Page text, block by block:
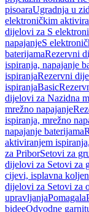
pisoaraUgradnja u zid
elektroničkim
dijelovi za S
napajanjeS
baterijamaRezervni
ispiranja, napajanje
ispiranjaRezervni
ispiranjaBasic
dijelovi za Nazidna
mrežno napajanje
ispiranja, mrežno
napajanje baterijama
aktiviranjem
za PriborSetovi za
dijelovi za Setovi za
cijevi, isplavna
dijelovi za Setovi za
upravljanjaPomagala
bideeOdvodne